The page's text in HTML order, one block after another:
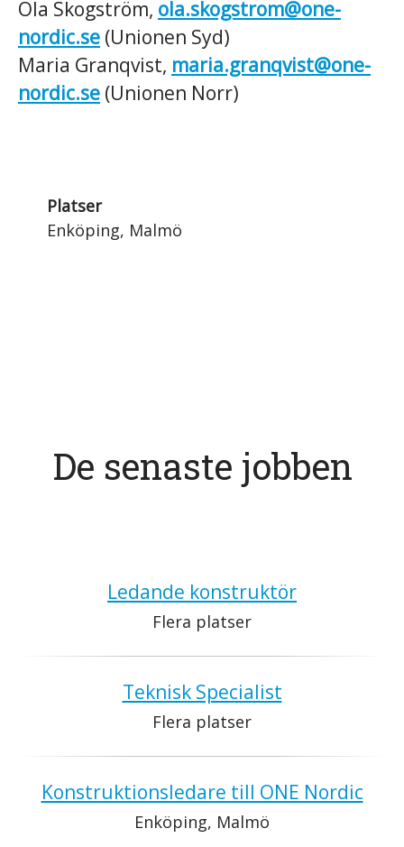
Ola Skogström, ola.skogstrom@one-
nordic.se (Unionen Syd)
Maria Granqvist, maria.granqvist@one-
nordic.se (Unionen Norr)
Platser
Enköping, Malmö
De senaste jobben
Ledande konstruktör
Flera platser
Teknisk Specialist
Flera platser
Konstruktionsledare till ONE Nordic
Enköping, Malmö